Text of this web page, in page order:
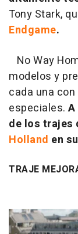
Tony Stark,
Endgame.
No Way
modelos y
cada una
especiales.
de los trajes
Holland en
TRAJE